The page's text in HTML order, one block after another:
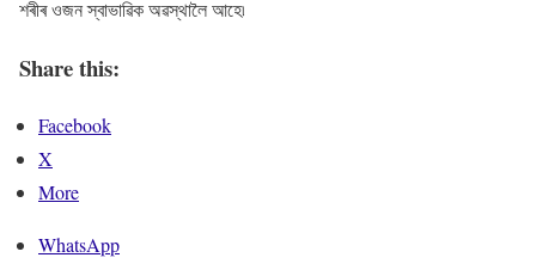
শৰীৰ ওজন স্বাভাৱিক অৱস্থালৈ আহে৷
Share this:
Facebook
X
More
WhatsApp